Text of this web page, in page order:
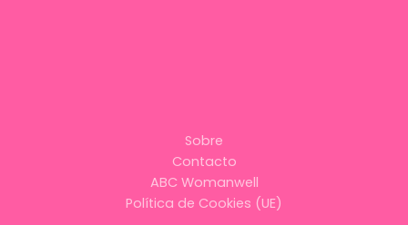
Sobre
Contacto
ABC Womanwell
Política de Cookies (UE)